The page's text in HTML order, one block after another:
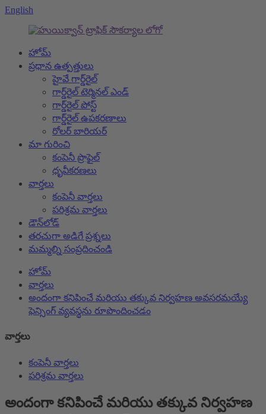
English
హోమ్
ప్రధాన ఉత్పత్తులు
హైవే గార్డ్‌రైల్
గార్డ్‌రైల్ టెర్మినల్ ఎండ్
గార్డ్‌రైల్ పోస్ట్
గార్డ్‌రైల్ ఉపకరణాలు
రోలర్ బారియర్
మా గురించి
కంపెనీ ప్రొఫైల్
ధృవీకరణలు
వార్తలు
కంపెనీ వార్తలు
పరిశ్రమ వార్తలు
డౌన్‌లోడ్
తరచుగా అడిగే ప్రశ్నలు
మమ్మల్ని సంప్రదించండి
హోమ్
వార్తలు
అందంగా కనిపించే మరియు తక్కువ నిర్వహణ అవసరమయ్యే
ఫెన్సింగ్ వ్యవస్థను రూపొందించడం
వార్తలు
కంపెనీ వార్తలు
పరిశ్రమ వార్తలు
అందంగా కనిపించే మరియు తక్కువ నిర్వహణ